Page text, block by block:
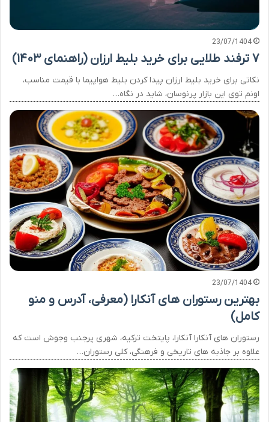
23/07/1404
۷ ترفند طلایی برای خرید بلیط ارزان (راهنمای ۱۴۰۳)
نکاتی برای خرید بلیط ارزان پیدا کردن بلیط هواپیما با قیمت مناسب،
اونم توی این بازار پرنوسان، شاید در نگاه…
23/07/1404
بهترین رستوران های آنکارا (معرفی، آدرس و منو
کامل)
رستوران های آنکارا آنکارا، پایتخت ترکیه، شهری پرجنب وجوش است که
علاوه بر جاذبه های تاریخی و فرهنگی، کلی رستوران…